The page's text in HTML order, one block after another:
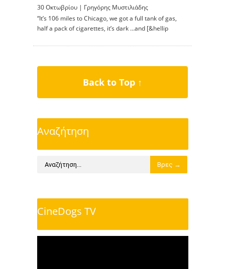
30 Οκτωβρίου | Γρηγόρης Μυστιλιάδης
“It’s 106 miles to Chicago, we got a full tank of gas,
half a pack of cigarettes, it’s dark …and [&hellip
Back to Top ↑
Αναζήτηση
CineDogs TV